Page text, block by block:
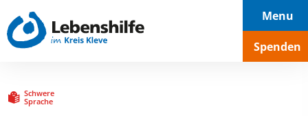
Hauptnavigation Menu
Spenden
Schwere
Sprache